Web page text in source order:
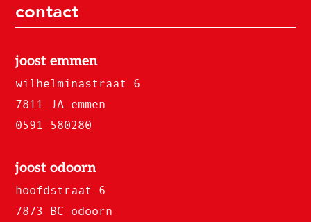
contact
joost emmen
wilhelminastraat 6
7811 JA emmen
0591-580280
joost odoorn
hoofdstraat 6
7873 BC odoorn